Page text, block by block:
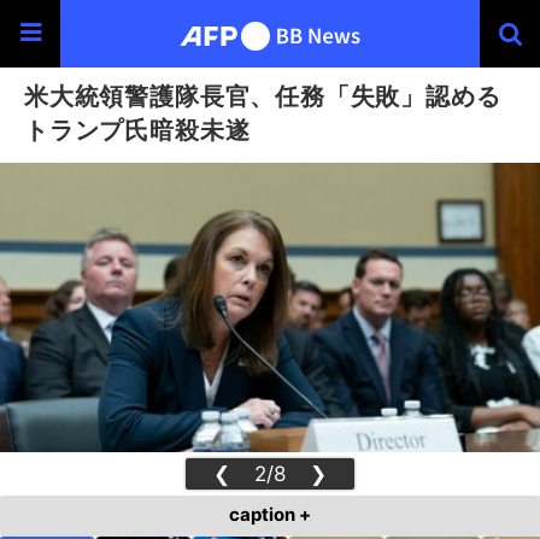
米大統領警護隊長官、任務「失敗」認める
トランプ氏暗殺未遂
❮ 2/8 ❯
caption +